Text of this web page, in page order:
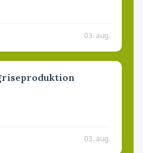
03. aug.
03. aug.